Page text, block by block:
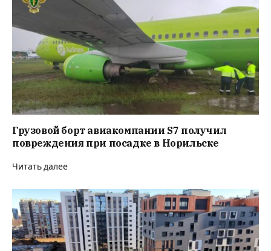
Грузовой борт авиакомпании S7 получил
повреждения при посадке в Норильске
Читать далее